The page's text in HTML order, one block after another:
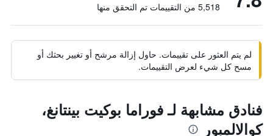
5,518 من التقييمات تم التحقق منها
لم يتم العثور على تقييمات. حاول إزالة مرشح أو تغيير بحثك أو
مسح كل شيء لعرض التقييمات.
فنادق مشابهة لـ فوراما بوكيت بينتانغ،
كوالالمبور